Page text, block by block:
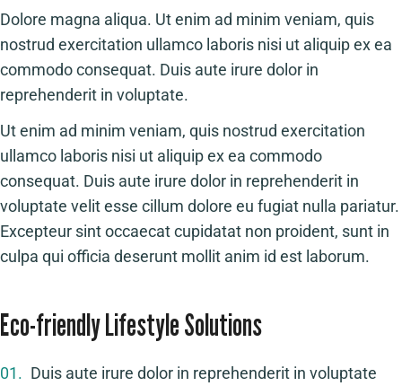
Dolore magna aliqua. Ut enim ad minim veniam, quis
nostrud exercitation ullamco laboris nisi ut aliquip ex ea
commodo consequat. Duis aute irure dolor in
reprehenderit in voluptate.
Ut enim ad minim veniam, quis nostrud exercitation
ullamco laboris nisi ut aliquip ex ea commodo
consequat. Duis aute irure dolor in reprehenderit in
voluptate velit esse cillum dolore eu fugiat nulla pariatur.
Excepteur sint occaecat cupidatat non proident, sunt in
culpa qui officia deserunt mollit anim id est laborum.
Eco-friendly Lifestyle Solutions
01. Duis aute irure dolor in reprehenderit in voluptate